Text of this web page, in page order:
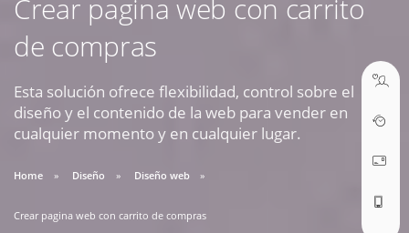
Crear pagina web con carrito
de compras
Esta solución ofrece flexibilidad, control sobre el
diseño y el contenido de la web para vender en
cualquier momento y en cualquier lugar.
Home Diseño Diseño web
Crear pagina web con carrito de compras
09:30 AM A 18:30 PM
soporte@webseo.cl
ABRIR TICKET